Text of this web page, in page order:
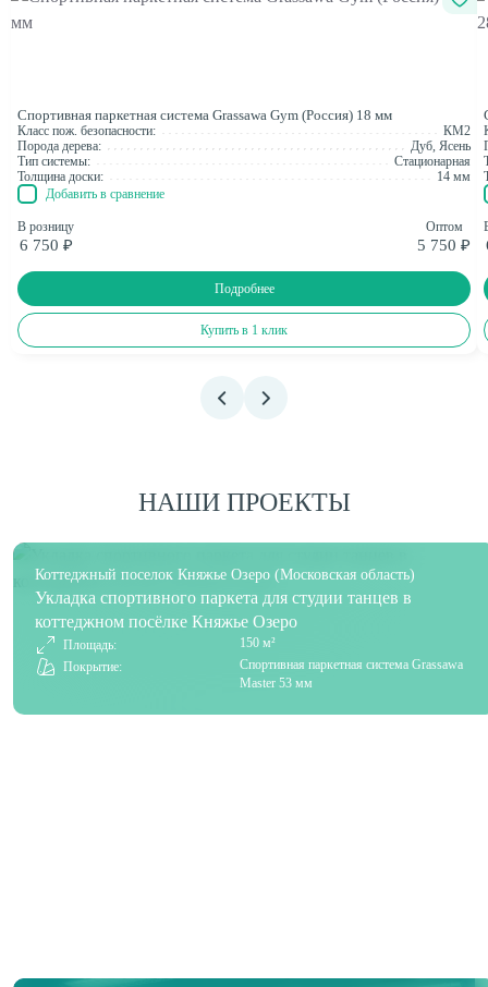
Спортивная паркетная система Grassawa Gym (Россия) 18 мм
Класс пож. безопасности:
КМ2
Порода дерева:
Дуб, Ясень
Тип системы:
Стационарная
Толщина доски:
14 мм
Добавить в сравнение
В розницу
6 750 ₽
Оптом
5 750 ₽
Подробнее
Купить в 1 клик
НАШИ ПРОЕКТЫ
Коттеджный поселок Княжье Озеро (Московская область)
Укладка спортивного паркета для студии танцев в
коттеджном посёлке Княжье Озеро
Площадь:
150 м²
Покрытие:
Спортивная паркетная система Grassawa
Master 53 мм